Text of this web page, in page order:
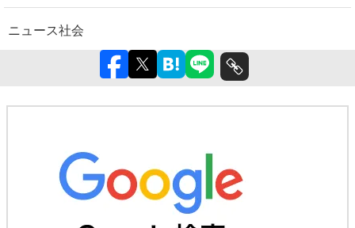
ニュース社会